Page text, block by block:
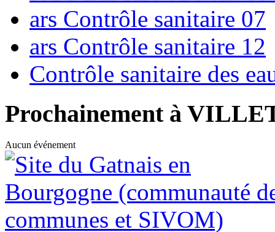
ars Contrôle sanitaire 07
ars Contrôle sanitaire 12
Contrôle sanitaire des
Prochainement à
Aucun événement